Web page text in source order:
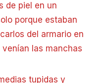
de piel en un
porque estaban
del armario en
las manchas
tupidas y